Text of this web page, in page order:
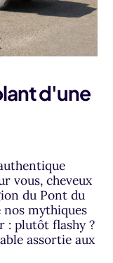
d'une
vous, cheveux
du Pont du
nos mythiques
: plutôt flashy ?
assortie aux